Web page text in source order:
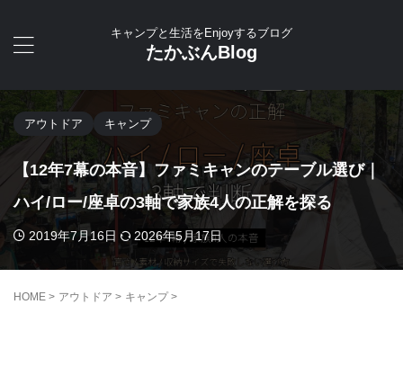
キャンプと生活をEnjoyするブログ
たかぶんBlog
アウトドア キャンプ
【12年7幕の本音】ファミキャンのテーブル選び｜
ハイ/ロー/座卓の3軸で家族4人の正解を探る
2019年7月16日 2026年5月17日
HOME > アウトドア > キャンプ >